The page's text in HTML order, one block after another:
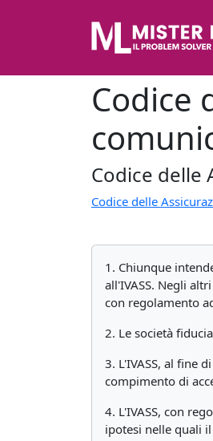
Codice
Codice delle
Codice delle
1. Chiunque
all'IVASS. Negli
con regolamento
2. Le società
3. L'IVASS, al fine
compimento di
4. L'IVASS, con
ipotesi nelle quali